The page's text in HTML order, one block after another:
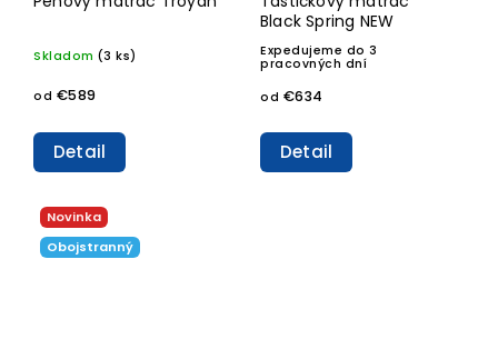
Skladom (3 ks)
od €589
Detail
Black Spring NEW
Expedujeme do 3
pracovných dní
od €634
Detail
Novinka
Obojstranný